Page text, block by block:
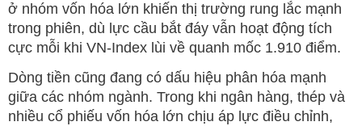
ở nhóm vốn hóa lớn khiến thị trường rung lắc mạnh
trong phiên, dù lực cầu bắt đáy vẫn hoạt động tích
cực mỗi khi VN-Index lùi về quanh mốc 1.910 điểm.
Dòng tiền cũng đang có dấu hiệu phân hóa mạnh
giữa các nhóm ngành. Trong khi ngân hàng, thép và
nhiều cổ phiếu vốn hóa lớn chịu áp lực điều chỉnh,